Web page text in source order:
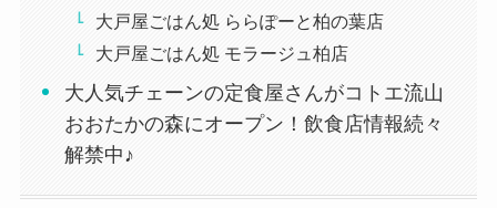
大戸屋ごはん処 ららぽーと柏の葉店
大戸屋ごはん処 モラージュ柏店
大人気チェーンの定食屋さんがコトエ流山
おおたかの森にオープン！飲食店情報続々
解禁中♪